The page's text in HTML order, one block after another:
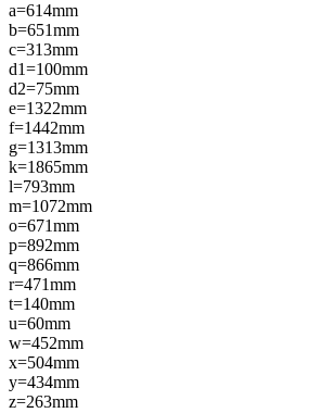
a=614mm
b=651mm
c=313mm
d1=100mm
d2=75mm
e=1322mm
f=1442mm
g=1313mm
k=1865mm
l=793mm
m=1072mm
o=671mm
p=892mm
q=866mm
r=471mm
t=140mm
u=60mm
w=452mm
x=504mm
y=434mm
z=263mm